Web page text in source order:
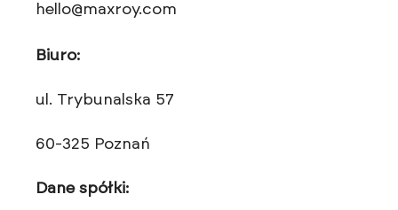
hello@maxroy.com
Biuro:
ul. Trybunalska 57
60-325 Poznań
Dane spółki: